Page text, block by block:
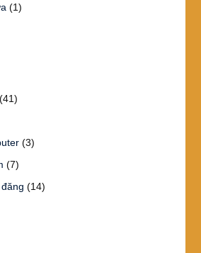
(1)
(41)
(3)
(7)
(14)